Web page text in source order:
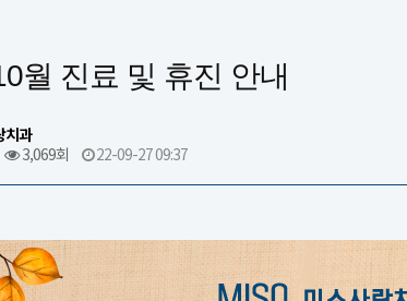
월 진료 및 휴진 안내
치과
3,069회 22-09-27 09:37